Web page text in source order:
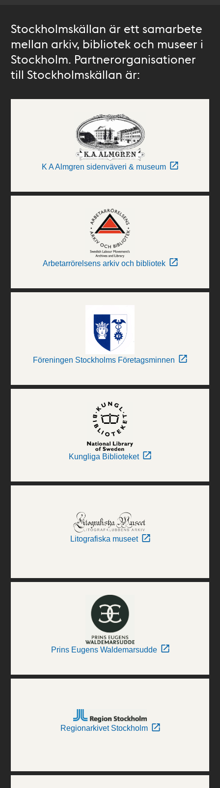
Stockholmskällan är ett samarbete
mellan arkiv, bibliotek och museer i
Stockholm. Partnerorganisationer
till Stockholmskällan är:
K A Almgren sidenväveri & museum
Arbetarrörelsens arkiv och bibliotek
Föreningen Stockholms Företagsminnen
Kungliga Biblioteket
Litografiska museet
Prins Eugens Waldemarsudde
Regionarkivet Stockholm